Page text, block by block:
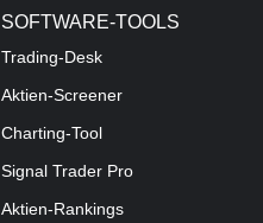
SOFTWARE-TOOLS
Trading-Desk
Aktien-Screener
Charting-Tool
Signal Trader Pro
Aktien-Rankings